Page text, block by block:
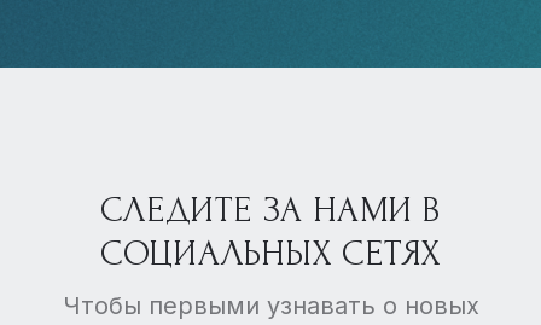
СЛЕДИТЕ ЗА НАМИ В
СОЦИАЛЬНЫХ СЕТЯХ
Чтобы первыми узнавать о новых